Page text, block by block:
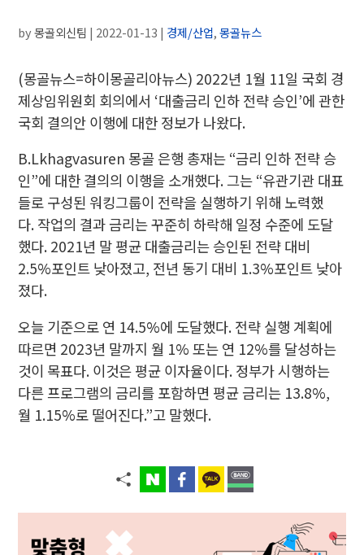
by몽골외신팀 | 2022-01-13 | 경제/산업,몽골뉴스
(몽골뉴스=하이몽골리아뉴스) 2022년 1월 11일 국회 경
제상임위원회 회의에서 ‘대출금리 인하 전략 승인’에 관한
국회 결의안 이행에 대한 정보가 나왔다.
B.Lkhagvasuren 몽골 은행 총재는 “금리 인하 전략 승
인”에 대한 결의의 이행을 소개했다. 그는 “유관기관 대표
들로 구성된 워킹그룹이 전략을 실행하기 위해 노력했
다. 작업의 결과 금리는 꾸준히 하락해 일정 수준에 도달
했다. 2021년 말 평균 대출금리는 승인된 전략 대비
2.5%포인트 낮아졌고, 전년 동기 대비 1.3%포인트 낮아
졌다.
오늘 기준으로 연 14.5%에 도달했다. 전략 실행 계획에
따르면 2023년 말까지 월 1% 또는 연 12%를 달성하는
것이 목표다. 이것은 평균 이자율이다. 정부가 시행하는
다른 프로그램의 금리를 포함하면 평균 금리는 13.8%,
월 1.15%로 떨어진다.”고 말했다.